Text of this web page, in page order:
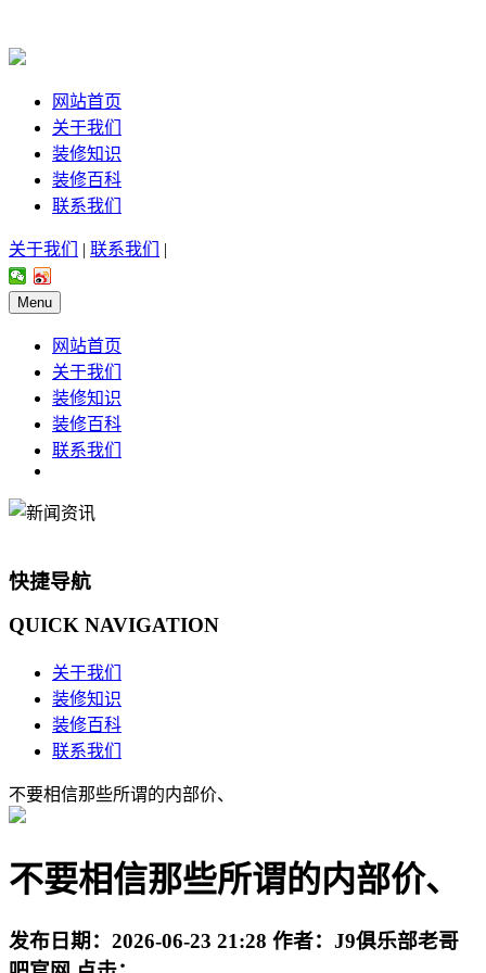
网站首页
关于我们
装修知识
装修百科
联系我们
关于我们 | 联系我们 |
Menu
网站首页
关于我们
装修知识
装修百科
联系我们
快捷导航
QUICK NAVIGATION
关于我们
装修知识
装修百科
联系我们
不要相信那些所谓的内部价、
不要相信那些所谓的内部价、
发布日期： 2026-06-23 21:28 作者： J9俱乐部老哥